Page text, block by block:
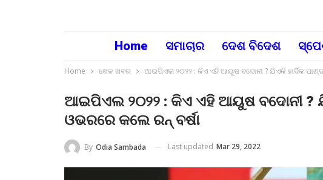
Home ସମାଚାର ଦେଶ ବିଦେଶ
Home ଖେଳ ଖବର ଆଇପିଏଲ ୨୦୨୨ : କିଏ ଏହି ଆୟୁଷ ବଦୋନୀ ? ଯିଏକି ହାର୍ଦିକ
ଆଇପିଏଲ ୨୦୨୨ : କିଏ ଏହି ଆୟୁଷ ବଦୋନୀ ?
ଓଭରରେ କଲେ ରନ୍ ବର୍ଷା
By Odia Sambada Last updated Mar 29, 2022